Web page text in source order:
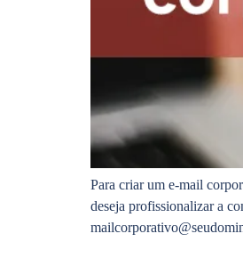
Para criar um e-mail
deseja profissionalizar a